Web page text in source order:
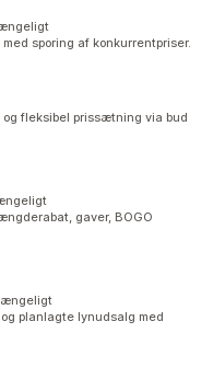
sporing af konkurrentpriser.
fleksibel prissætning via bud
gaver, BOGO
planlagte lynudsalg med